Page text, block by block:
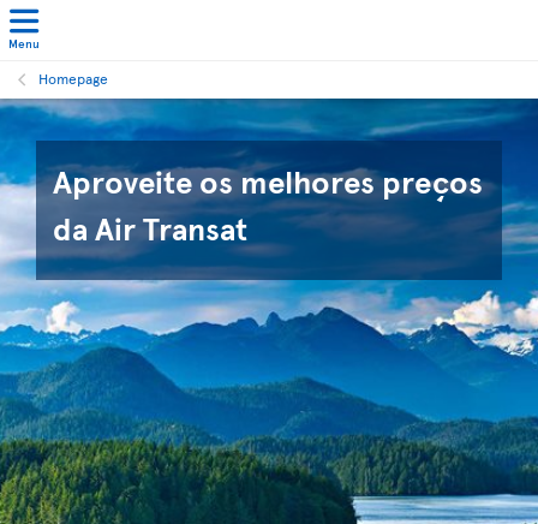
Menu
Homepage
Aproveite os melhores preços
da Air Transat